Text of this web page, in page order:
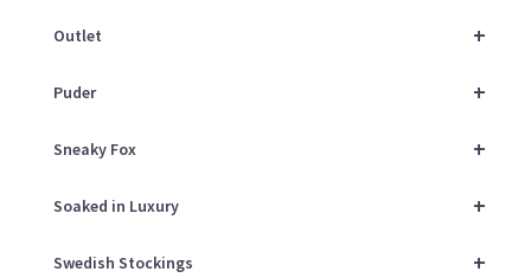
+
Outlet
+
Puder
+
Sneaky Fox
+
Soaked in Luxury
+
Swedish Stockings